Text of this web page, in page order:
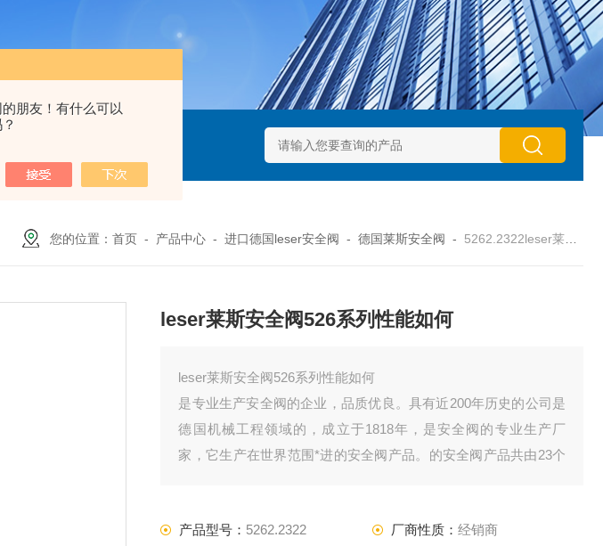
朋友！有什么可以
F07/10 意大利GT 意大利GT气动执行器型号GTXB 127_GTXB 160 意大利GT气动执行器
您的位置：首页 - 产品中心 -进口德国leser安全阀 -德国莱斯安全阀 - 5262.2322leser莱斯安全阀526系列性能如何
leser莱斯安全阀526系列性能如何
leser莱斯安全阀526系列性能如何
是专业生产安全阀的企业，品质优良。具有近200年历史的公司是
德国机械工程领域的，成立于1818年，是安全阀的专业生产厂
家，它生产在世界范围*进的安全阀产品。的安全阀产品共由23个
产品型号： 5262.2322 厂商性质： 经销商